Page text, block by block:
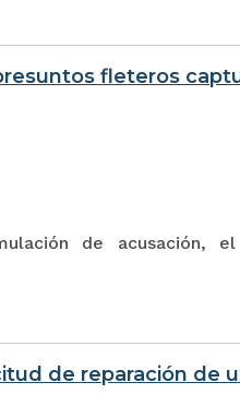
fleteros
de acusación,
de reparación de